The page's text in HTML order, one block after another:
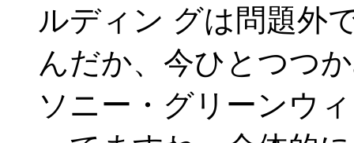
ルディン グは問題外
んだか、今ひとつつ
ソニー・グリーンウ